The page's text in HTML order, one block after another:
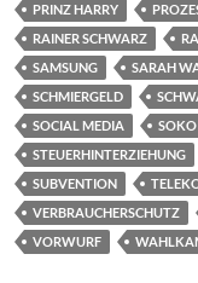
PRINZ HARRY
RAINER SCHWARZ
SAMSUNG
SARAH
SCHMIERGELD
SOCIAL MEDIA
SOKO
STEUERHINTERZIEHUNG
SUBVENTION
VERBRAUCHERSCHUTZ
VORWURF